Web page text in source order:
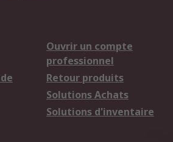
Ouvrir un compte
professionnel
Retour produits
Solutions Achats
Solutions d'inventaire